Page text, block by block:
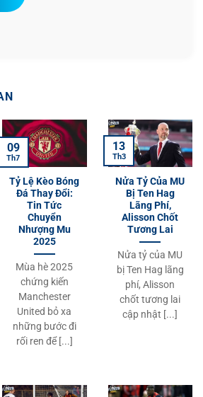
Tỷ Lệ Kèo Bóng
Đá Thay Đổi:
Tin Tức
Chuyển
Nhượng Mu
2025
Mùa hè 2025
chứng kiến
Manchester
United bỏ xa
những bước đi
rối ren để [...]
09
Th7
Nửa Tỷ Của MU
Bị Ten Hag
Lãng Phí,
Alisson Chốt
Tương Lai
Nửa tỷ của MU
bị Ten Hag lãng
phí, Alisson
chốt tương lai
cập nhật [...]
13
Th3